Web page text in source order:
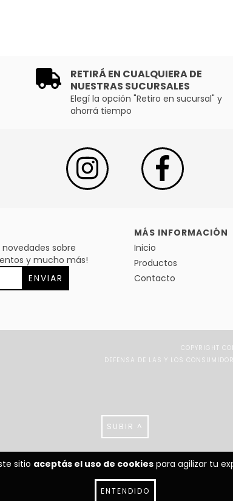
sitio aceptás el uso de cookiespara agilizar tu
ENTENDIDO
RETIRÁ EN CUALQUIERA DE
NUESTRAS SUCURSALES
Elegí la opción "Retiro en sucursal" y
ahorrá tiempo
sobre
y mucho más!
MÁS INFORMACIÓN
Inicio
Productos
Contacto
COPYRIGHT
DEFENSA DE LAS Y LOS
SUBIR ^